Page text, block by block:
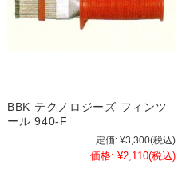
BBK テクノロジーズ フィンツ
ール 940-F
定価: ¥3,300(税込)
価格: ¥2,110(税込)